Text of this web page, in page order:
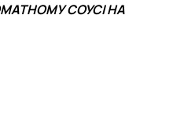
СОУСІ НА